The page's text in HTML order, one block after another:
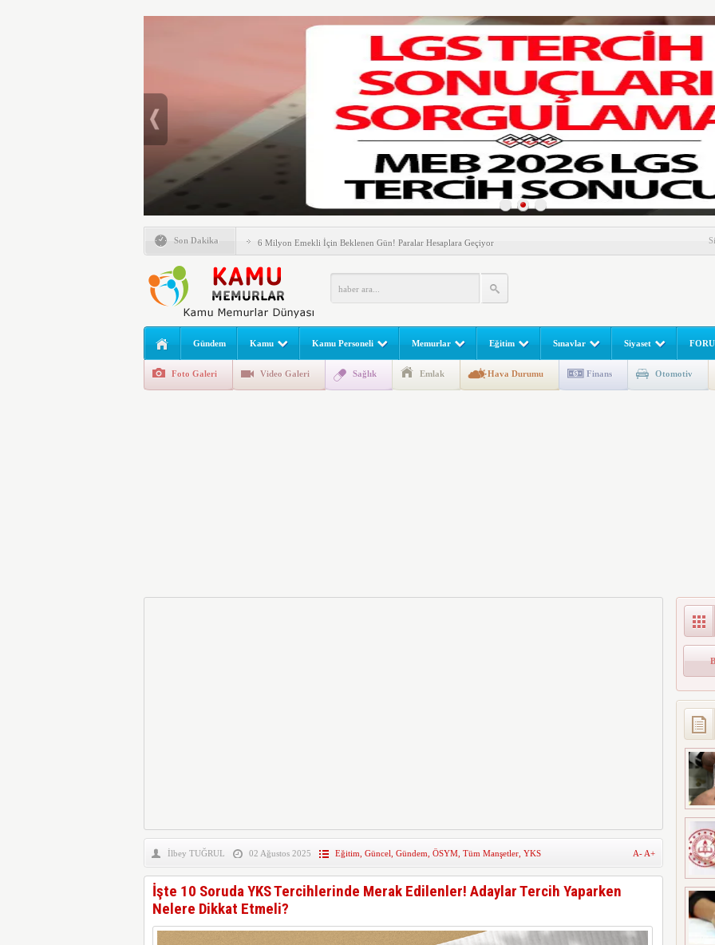
Son Dakika
Emlak Vergisinde Yeni Dönem! Ev Sahipleri Dikkat
6 Milyon Emekli İçin Beklenen Gün! Paralar Hesaplara Geçiyor
LGS Nakil Başvurusu Nasıl Yapılır? e-Okul Adım Adım Rehber (2026)
MEB LGS 2026 SONUÇ SORGULAMA EKRANI! LGS Sınav Sonuçları MEB Tarafından
Açıklandı! Liselere Geçiş Sınavı (LGS) (meb.gov.tr) Sonuç Sorgulama Ekranı
2026 Yılı Norm Güncellemeleri Başladı! Öğretmenler Nelere Dikkat Etmeli?
E-Devlet Unutulan Para Sorgulaması Başladı: Unuttuğunuz Paralar Ortaya Çıkabilir, Mirasçıları
Gündem Kamu Kamu Personeli Memurlar Eğitim Sınavlar Siyaset
Foto Galeri Video Galeri Sağlık Emlak Hava Durumu Finans Otomotiv
İlbey TUĞRUL 02 Ağustos 2025 Eğitim Güncel Gündem ÖSYM, Tüm Manşetler, YKS A- A+
İşte 10 Soruda YKS Tercihlerinde Merak Edilenler! Adaylar Tercih Yaparken
Nelere Dikkat Etmeli?